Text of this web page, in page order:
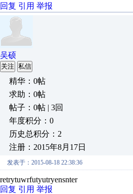
回复 引用 举报
吴硕
关注 私信
精华：0帖
求助：0帖
帖子：0帖 | 3回
年度积分：0
历史总积分：2
注册：2015年8月17日
发表于：2015-08-18 22:38:36
retrytuwrfutyutryensnter
回复 引用 举报